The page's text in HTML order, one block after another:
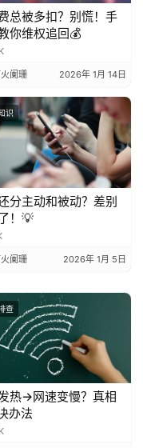
总被多扣？别慌！手
你维权追回💰
阑珊 2026年 1月 14日
识
分主动和被动？差别
！💡
阑珊 2026年 1月 5日
查
热→网速变慢？真相
办法